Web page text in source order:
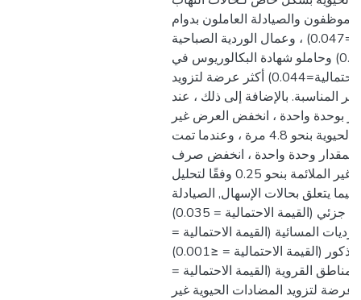
والصيادلة العاملون بدوام
كامل (القيمة الاحتمالية=0.047) ، وعمال الوردية الصباحية
(القيمة الاحتمالية=0.033) وحاملو شهادة البكالوريوس في
الصيدلة (القيمة الاحتمالية=0.044) أكثر عرضة لتزويد
المناسبة. بالإضافة إلى ذلك ، عند
بوحدة واحدة ، انخفض العرض غير
المناسب للمضادات الحيوية بنحو 4.8 مرة ، وعندما تمت
بمقدار وحدة واحدة ، انخفض صرف
المضادات الحيوية غير الملائمة بنحو 0.25 وفقًا لتحليل
فيما يتعلق بحالات الإسهال, الصيادلة
الموظفون بدوام جزئي (القيمة الاحتمالية = 0.035)
المسائية (القيمة الاحتمالية =
0.023) والصيادلة الذكور (القيمة الاحتمالية = ≤0.001)
القروية (القيمة الاحتمالية =
أكثر عرضة لتزويد المضادات الحيوية غير